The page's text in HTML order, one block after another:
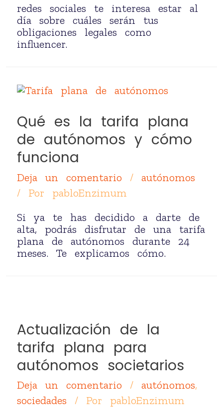
redes sociales te interesa estar al
día sobre cuáles serán tus
obligaciones legales como
influencer.
Qué es la tarifa plana
de autónomos y cómo
funciona
Deja un comentario / autónomos
/ Por pabloEnzimum
Si ya te has decidido a darte de
alta, podrás disfrutar de una tarifa
plana de autónomos durante 24
meses. Te explicamos cómo.
Actualización de la
tarifa plana para
autónomos societarios
Deja un comentario / autónomos,
sociedades / Por pabloEnzimum